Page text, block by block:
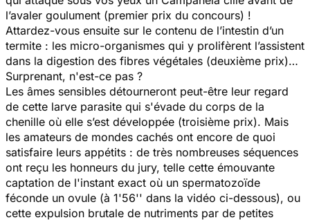
l’avaler goulument (premier prix du concours) !
Attardez-vous ensuite sur le contenu de l’intestin d’un
termite : les micro-organismes qui y prolifèrent l’assistent
dans la digestion des fibres végétales (deuxième prix)…
Surprenant, n'est-ce pas ?
Les âmes sensibles détourneront peut-être leur regard
de cette larve parasite qui s'évade du corps de la
chenille où elle s’est développée (troisième prix). Mais
les amateurs de mondes cachés ont encore de quoi
satisfaire leurs appétits : de très nombreuses séquences
ont reçu les honneurs du jury, telle cette émouvante
captation de l'instant exact où un spermatozoïde
féconde un ovule (à 1'56'' dans la vidéo ci-dessous), ou
cette expulsion brutale de nutriments par de petites